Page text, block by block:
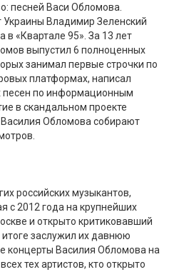
песней Васи Обломова.
Владимир Зеленский
в «Квартале 95». За 13 лет
выпустил 6 полноценных
занимал первые строчки по
платформах, написал
песен по информационным
в скандальном проекте
Обломова собирают
российских музыкантов,
с 2012 года на крупнейших
и открыто критиковавший
итоге заслужил их давнюю
концерты Василия Обломова на
тех артистов, кто открыто